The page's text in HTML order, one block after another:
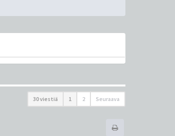
30 viestiä 1 2 Seuraava